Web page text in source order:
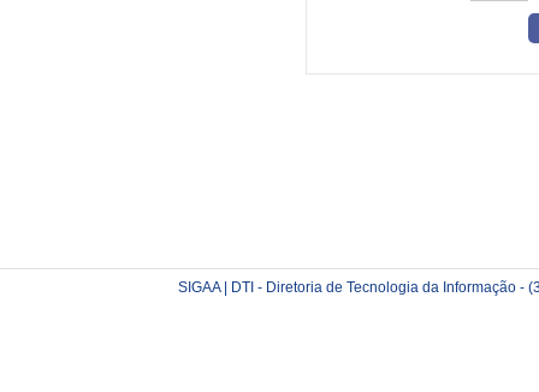
SIGAA | DTI - Diretoria de Tecnologia da Informação